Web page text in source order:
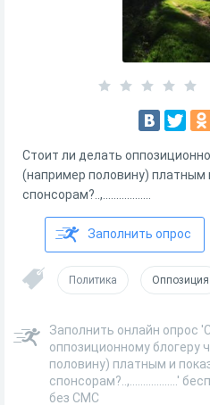
Стоит ли делать
(например половину) платным
спонсорам?..,..................
Заполнить опрос
Политика Оппозиция
Заполнить онлайн опрос
оппозиционному блогеру
половину) платным и
спонсорам?..,..................'
без СМС